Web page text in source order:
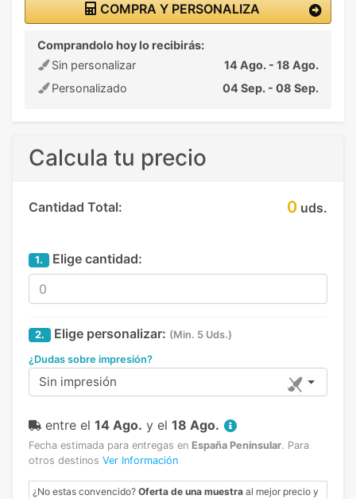
COMPRA Y PERSONALIZA
Comprandolo hoy lo recibirás:
Sin personalizar
14 Ago. - 18 Ago.
Personalizado
04 Sep. - 08 Sep.
Calcula tu precio
Cantidad Total: 0 uds.
1. Elige cantidad:
2. Elige personalizar: (Min. 5 Uds.)
¿Dudas sobre impresión?
Sin impresión
entre el 14 Ago. y el 18 Ago.
Fecha estimada para entregas en España Peninsular. Para
otros destinos Ver Información
¿No estas convencido? Oferta de una muestra al mejor precio y